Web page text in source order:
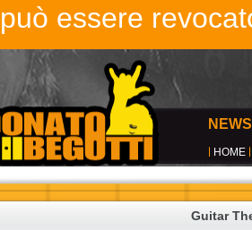
essere
NEWS
HOME
Guitar